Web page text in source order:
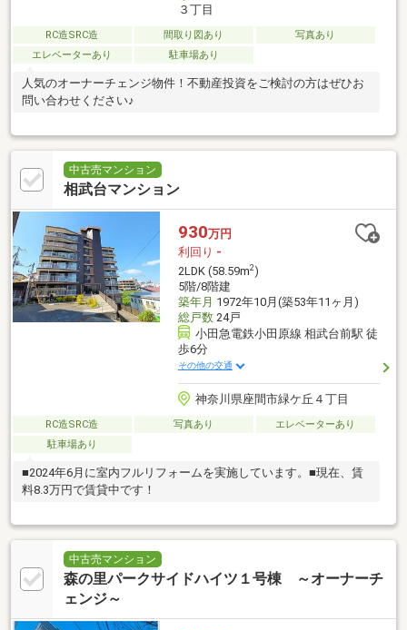
３丁目
RC造SRC造 間取り図あり
写真あり
エレベーターあり
駐車場あり
人気のオーナーチェンジ物件！不動産投資をご検討の方はぜひお
問い合わせください♪
中古売マンション
相武台マンション
930万円
利回り -
2LDK (58.59m2)
5階/8階建
築年月 1972年10月(築53年11ヶ月)
総戸数24戸
小田急電鉄小田原線 相武台前駅 徒
歩6分
その他の交通
神奈川県座間市緑ケ丘４丁目
RC造SRC造 写真あり
エレベーターあり
駐車場あり
■2024年6月に室内フルリフォームを実施しています。■現在、賃
料8.3万円で賃貸中です！
中古売マンション
森の里パークサイドハイツ１号棟 ～オーナーチ
ェンジ～